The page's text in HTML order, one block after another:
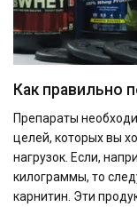
Как правильно
Препараты
целей, которых вы
нагрузок. Если,
килограммы, то
карнитин. Эти